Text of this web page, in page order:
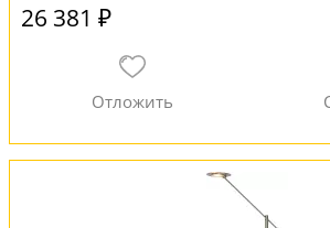
26 381 ₽